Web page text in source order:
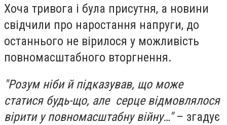
Хоча тривога і була присутня, а новини
свідчили про наростання напруги, до
останнього не вірилося у можливість
повномасштабного вторгнення.
"Розум ніби й підказував, що може
статися будь-що, але серце відмовлялося
вірити у повномасштабну війну…"– згадує